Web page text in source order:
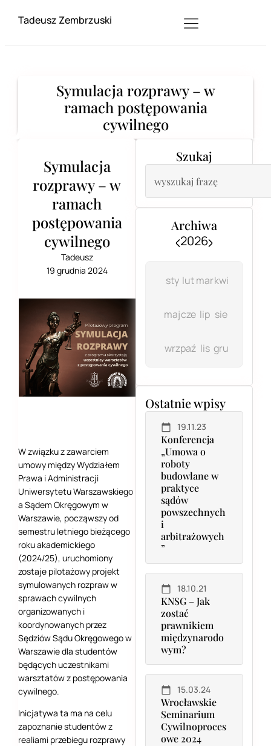
Tadeusz Zembrzuski
Symulacja rozprawy – w
ramach postępowania
cywilnego
Symulacja
rozprawy – w
ramach
postępowania
cywilnego
Tadeusz
19 grudnia 2024
W związku z zawarciem
umowy między Wydziałem
Prawa i Administracji
Uniwersytetu Warszawskiego
a Sądem Okręgowym w
Warszawie, począwszy od
semestru letniego bieżącego
roku akademickiego
(2024/25), uruchomiony
zostaje pilotażowy projekt
symulowanych rozpraw w
sprawach cywilnych
organizowanych i
koordynowanych przez
Sędziów Sądu Okręgowego w
Warszawie dla studentów
będących uczestnikami
warsztatów z postępowania
cywilnego.
Inicjatywa ta ma na celu
zapoznanie studentów z
realiami przebiegu rozprawy
Szukaj
Archiwa
2026
sty lutmarkwi
majcze lip sie
wrzpaź lis gru
Ostatnie wpisy
19.11.23
Konferencja
„Umowa o
roboty
budowlane w
praktyce
sądów
powszechnych
i
arbitrażowych
”
18.10.21
KNSG – Jak
zostać
prawnikiem
międzynarodo
wym?
15.03.24
Wrocławskie
Seminarium
Cywilnoproces
owe 2024